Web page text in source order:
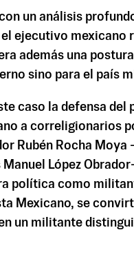
un análisis
el ejecutivo mexicano
además una
sino para el país
caso la defensa del
a correligionarios
Rubén Rocha Moya
López
política como
Mexicano, se
un militante